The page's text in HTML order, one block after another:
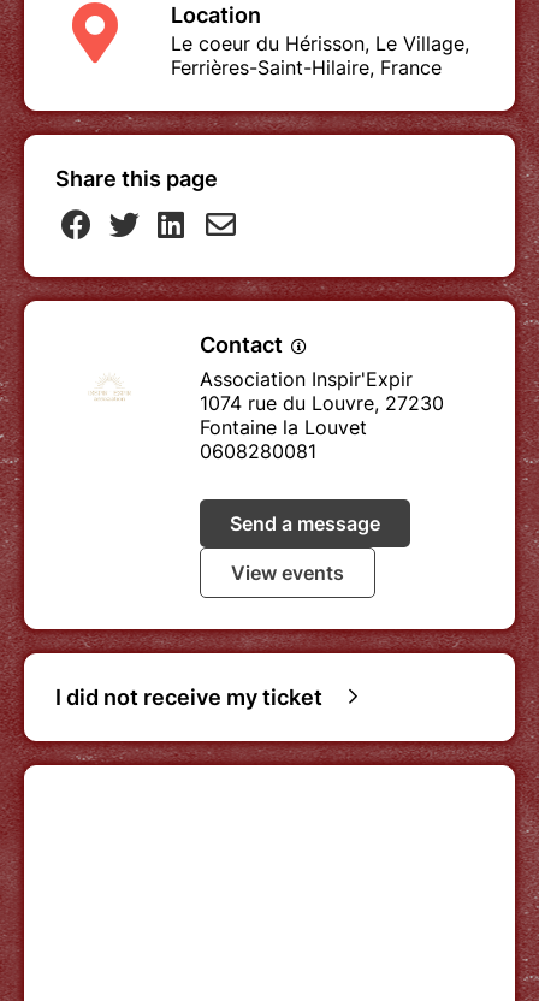
remboursé.
Location
Le coeur du Hérisson, Le Village,
Ferrières-Saint-Hilaire, France
Share this page
Contact
Association Inspir'Expir
1074 rue du Louvre, 27230
Fontaine la Louvet
0608280081
Send a message
View events
I did not receive my ticket